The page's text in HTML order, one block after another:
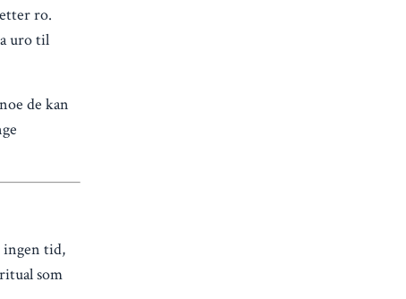
ro.
uro til
de kan
ingen tid,
som